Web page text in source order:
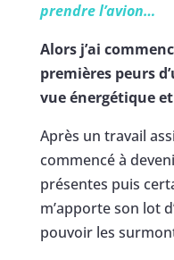
prendre l’avion…
Alors j’ai
premières peurs
vue énergétique
Après un travail
commencé à
présentes puis
m’apporte son lot
pouvoir les